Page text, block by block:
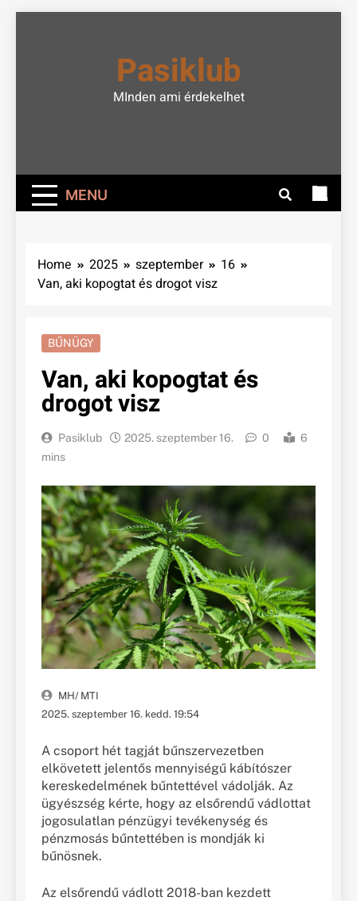
Pasiklub
MInden ami érdekelhet
MENU
Home 2025 szeptember
16
Van, aki kopogtat és drogot visz
BŰNÜGY
Van, aki kopogtat és
drogot visz
Pasiklub 2025. szeptember 16. 0
6
mins
MH/ MTI
2025. szeptember 16. kedd. 19:54
A csoport hét tagját bűnszervezetben
elkövetett jelentős mennyiségű kábítószer
kereskedelmének bűntettével vádolják. Az
ügyészség kérte, hogy az elsőrendű vádlottat
jogosulatlan pénzügyi tevékenység és
pénzmosás bűntettében is mondják ki
bűnösnek.
Az elsőrendű vádlott 2018-ban kezdett